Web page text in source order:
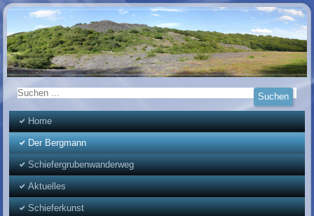
Home
Der Bergmann
Schiefergrubenwanderweg
Aktuelles
Schieferkunst